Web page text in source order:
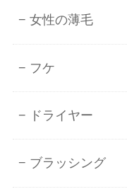
女性の薄毛
フケ
ドライヤー
ブラッシング